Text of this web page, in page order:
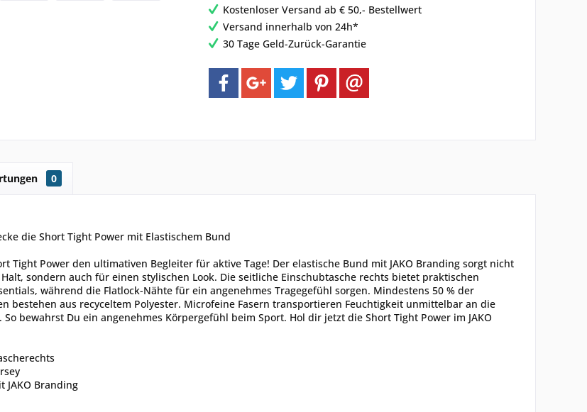
Kostenloser Versand ab € 50,- Bestellwert
Versand innerhalb von 24h*
30 Tage Geld-Zurück-Garantie
0
die Short Tight Power mit Elastischem Bund
Tight Power den ultimativen Begleiter für aktive Tage! Der elastische Bund mit JAKO Branding sorgt nicht
sondern auch für einen stylischen Look. Die seitliche Einschubtasche rechts bietet praktischen
während die Flatlock-Nähte für ein angenehmes Tragegefühl sorgen. Mindestens 50 % der
bestehen aus recyceltem Polyester. Microfeine Fasern transportieren Feuchtigkeit unmittelbar an die
So bewahrst Du ein angenehmes Körpergefühl beim Sport. Hol dir jetzt die Short Tight Power im JAKO
JAKO Branding